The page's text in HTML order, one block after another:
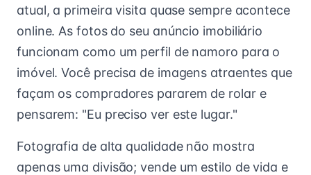
atual, a primeira visita quase sempre acontece
online. As fotos do seu anúncio imobiliário
funcionam como um perfil de namoro para o
imóvel. Você precisa de imagens atraentes que
façam os compradores pararem de rolar e
pensarem: "Eu preciso ver este lugar."
Fotografia de alta qualidade não mostra
apenas uma divisão; vende um estilo de vida e